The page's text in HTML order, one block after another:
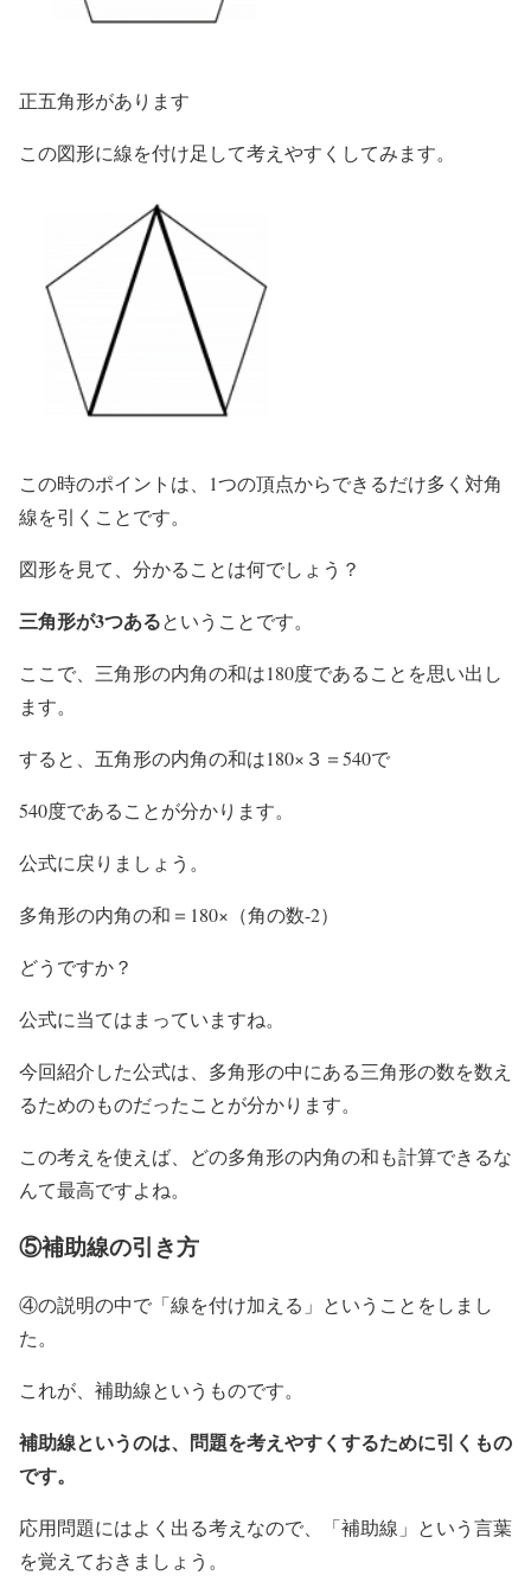
正五角形があります
この図形に線を付け足して考えやすくしてみます。
この時のポイントは、1つの頂点からできるだけ多く対角
線を引くことです。
図形を見て、分かることは何でしょう？
三角形が3つあるということです。
ここで、三角形の内角の和は180度であることを思い出し
ます。
すると、五角形の内角の和は180×３＝540で
540度であることが分かります。
公式に戻りましょう。
多角形の内角の和＝180×（角の数-2）
どうですか？
公式に当てはまっていますね。
今回紹介した公式は、多角形の中にある三角形の数を数え
るためのものだったことが分かります。
この考えを使えば、どの多角形の内角の和も計算できるな
んて最高ですよね。
⑤補助線の引き方
④の説明の中で「線を付け加える」ということをしまし
た。
これが、補助線というものです。
補助線というのは、問題を考えやすくするために引くもの
です。
応用問題にはよく出る考えなので、「補助線」という言葉
を覚えておきましょう。